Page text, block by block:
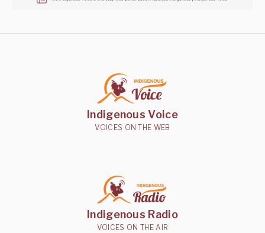
Indigenous Voice
VOICES ON THE WEB
Indigenous Radio
VOICES ON THE AIR